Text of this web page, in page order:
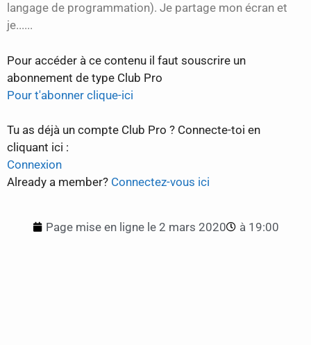
langage de programmation). Je partage mon écran et
je......
Pour accéder à ce contenu il faut souscrire un
abonnement de type Club Pro
Pour t'abonner clique-ici
Tu as déjà un compte Club Pro ? Connecte-toi en
cliquant ici :
Connexion
Already a member? Connectez-vous ici
Page mise en ligne le 2 mars 2020 à 19:00